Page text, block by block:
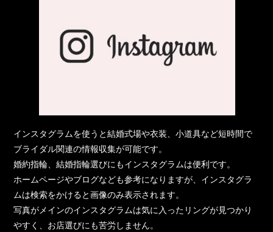
インスタグラムを使うと結婚式場や衣装、小道具など短時間で
ブライダル関連の情報収集が可能です。
婚約指輪、結婚指輪選びにもインスタグラムは便利です。
ホームページやブログなども参考になりますが、インスタグラ
ムは検索をかけると画像のみ表示されます。
写真がメインのインスタグラムは気に入ったリングが見つかり
やすく、お店選びにも苦労しません。